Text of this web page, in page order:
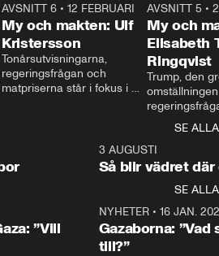
27:30
AVSNITT 6 •12 FEBRUARI
My och makten: Ulf
Kristersson
Tonårsutvisningarna,
regeringsfrågan och
matpriserna står i fokus i
Rohwedder ställer
statsminister Ulf Kristersson
AVSNITT 5 •
My och
Elisabeth
Ringqvist
Trump, den
centrum i
avsnittet av
Makten”. Se
Aftonbladets
Rohwedder
Thand Ring
SE ALLA
3 AUGUSTI
Så blir vädret där
SE ALLA
”Vill
NYHETER• 16 JAN.
Gazaborna:
till?”